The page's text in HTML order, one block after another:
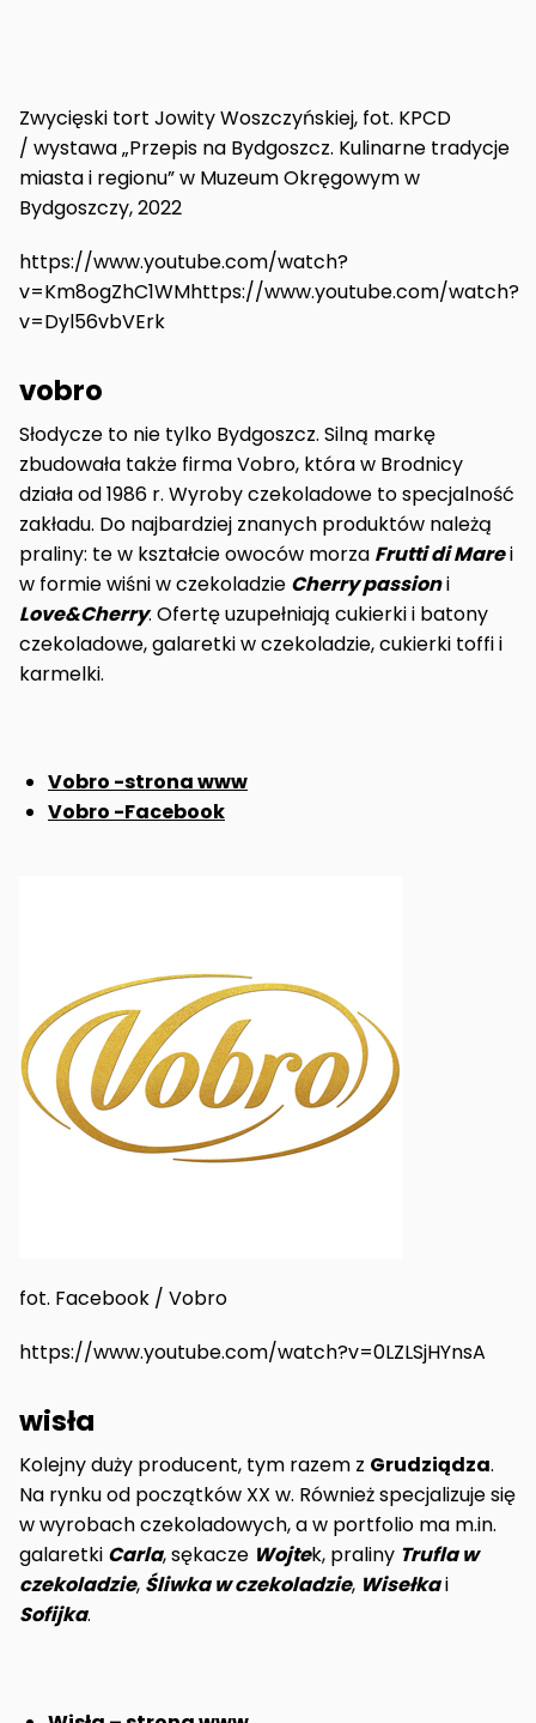
Zwycięski tort Jowity Woszczyńskiej, fot. KPCD
/ wystawa „Przepis na Bydgoszcz. Kulinarne tradycje
miasta i regionu” w Muzeum Okręgowym w
Bydgoszczy, 2022
https://www.youtube.com/watch?
v=Km8ogZhC1WMhttps://www.youtube.com/watch?
v=Dyl56vbVErk
vobro
Słodycze to nie tylko Bydgoszcz. Silną markę
zbudowała także firma Vobro, która w Brodnicy
działa od 1986 r. Wyroby czekoladowe to specjalność
zakładu. Do najbardziej znanych produktów należą
praliny: te w kształcie owoców morza Frutti di Marei
w formie wiśni w czekoladzie Cherry passioni
Love&Cherry. Ofertę uzupełniają cukierki i batony
czekoladowe, galaretki w czekoladzie, cukierki toffi i
karmelki.
Vobro -strona www
Vobro -Facebook
fot. Facebook / Vobro
https://www.youtube.com/watch?v=0LZLSjHYnsA
wisła
Kolejny duży producent, tym razem z Grudziądza.
Na rynku od początków XX w. Również specjalizuje się
w wyrobach czekoladowych, a w portfolio ma m.in.
galaretki Carla, sękacze Wojtek, praliny Trufla w
czekoladzie, Śliwka w czekoladzie, Wisełkai
Sofijka.